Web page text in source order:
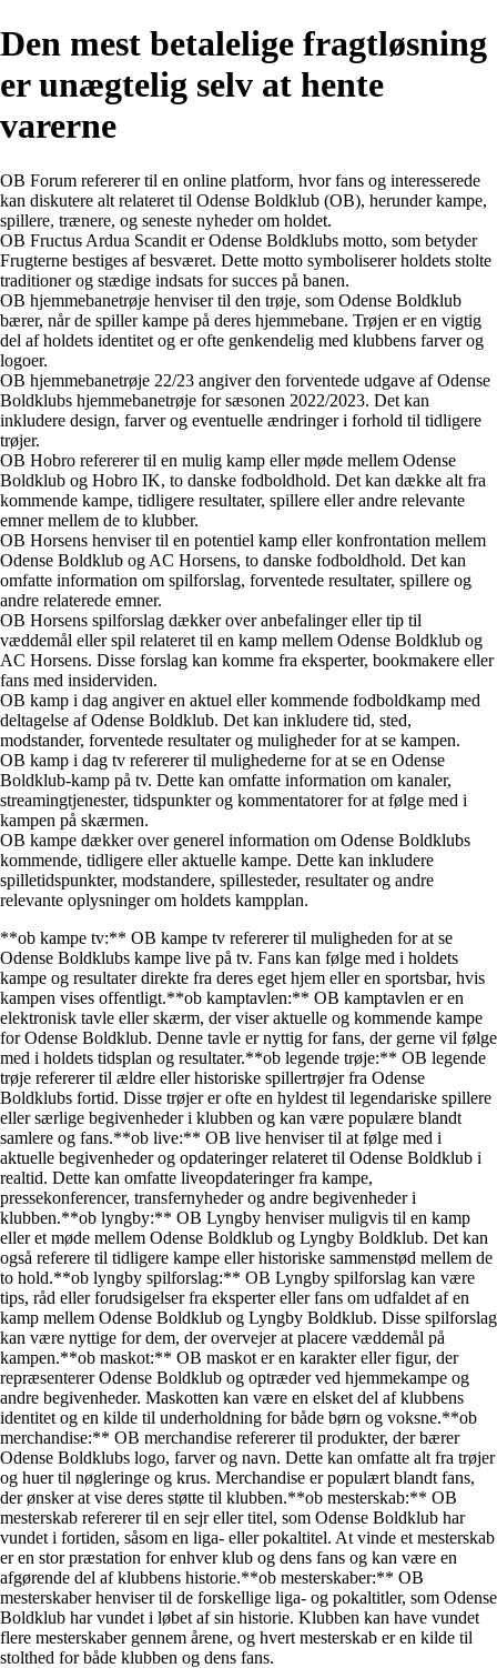
Den mest betalelige fragtløsning
er unægtelig selv at hente
varerne
OB Forum refererer til en online platform, hvor fans og interesserede
kan diskutere alt relateret til Odense Boldklub (OB), herunder kampe,
spillere, trænere, og seneste nyheder om holdet.
OB Fructus Ardua Scandit er Odense Boldklubs motto, som betyder
Frugterne bestiges af besværet. Dette motto symboliserer holdets stolte
traditioner og stædige indsats for succes på banen.
OB hjemmebanetrøje henviser til den trøje, som Odense Boldklub
bærer, når de spiller kampe på deres hjemmebane. Trøjen er en vigtig
del af holdets identitet og er ofte genkendelig med klubbens farver og
logoer.
OB hjemmebanetrøje 22/23 angiver den forventede udgave af Odense
Boldklubs hjemmebanetrøje for sæsonen 2022/2023. Det kan
inkludere design, farver og eventuelle ændringer i forhold til tidligere
trøjer.
OB Hobro refererer til en mulig kamp eller møde mellem Odense
Boldklub og Hobro IK, to danske fodboldhold. Det kan dække alt fra
kommende kampe, tidligere resultater, spillere eller andre relevante
emner mellem de to klubber.
OB Horsens henviser til en potentiel kamp eller konfrontation mellem
Odense Boldklub og AC Horsens, to danske fodboldhold. Det kan
omfatte information om spilforslag, forventede resultater, spillere og
andre relaterede emner.
OB Horsens spilforslag dækker over anbefalinger eller tip til
væddemål eller spil relateret til en kamp mellem Odense Boldklub og
AC Horsens. Disse forslag kan komme fra eksperter, bookmakere eller
fans med insiderviden.
OB kamp i dag angiver en aktuel eller kommende fodboldkamp med
deltagelse af Odense Boldklub. Det kan inkludere tid, sted,
modstander, forventede resultater og muligheder for at se kampen.
OB kamp i dag tv refererer til mulighederne for at se en Odense
Boldklub-kamp på tv. Dette kan omfatte information om kanaler,
streamingtjenester, tidspunkter og kommentatorer for at følge med i
kampen på skærmen.
OB kampe dækker over generel information om Odense Boldklubs
kommende, tidligere eller aktuelle kampe. Dette kan inkludere
spilletidspunkter, modstandere, spillesteder, resultater og andre
relevante oplysninger om holdets kampplan.
**ob kampe tv:** OB kampe tv refererer til muligheden for at se
Odense Boldklubs kampe live på tv. Fans kan følge med i holdets
kampe og resultater direkte fra deres eget hjem eller en sportsbar, hvis
kampen vises offentligt.**ob kamptavlen:** OB kamptavlen er en
elektronisk tavle eller skærm, der viser aktuelle og kommende kampe
for Odense Boldklub. Denne tavle er nyttig for fans, der gerne vil følge
med i holdets tidsplan og resultater.**ob legende trøje:** OB legende
trøje refererer til ældre eller historiske spillertrøjer fra Odense
Boldklubs fortid. Disse trøjer er ofte en hyldest til legendariske spillere
eller særlige begivenheder i klubben og kan være populære blandt
samlere og fans.**ob live:** OB live henviser til at følge med i
aktuelle begivenheder og opdateringer relateret til Odense Boldklub i
realtid. Dette kan omfatte liveopdateringer fra kampe,
pressekonferencer, transfernyheder og andre begivenheder i
klubben.**ob lyngby:** OB Lyngby henviser muligvis til en kamp
eller et møde mellem Odense Boldklub og Lyngby Boldklub. Det kan
også referere til tidligere kampe eller historiske sammenstød mellem de
to hold.**ob lyngby spilforslag:** OB Lyngby spilforslag kan være
tips, råd eller forudsigelser fra eksperter eller fans om udfaldet af en
kamp mellem Odense Boldklub og Lyngby Boldklub. Disse spilforslag
kan være nyttige for dem, der overvejer at placere væddemål på
kampen.**ob maskot:** OB maskot er en karakter eller figur, der
repræsenterer Odense Boldklub og optræder ved hjemmekampe og
andre begivenheder. Maskotten kan være en elsket del af klubbens
identitet og en kilde til underholdning for både børn og voksne.**ob
merchandise:** OB merchandise refererer til produkter, der bærer
Odense Boldklubs logo, farver og navn. Dette kan omfatte alt fra trøjer
og huer til nøgleringe og krus. Merchandise er populært blandt fans,
der ønsker at vise deres støtte til klubben.**ob mesterskab:** OB
mesterskab refererer til en sejr eller titel, som Odense Boldklub har
vundet i fortiden, såsom en liga- eller pokaltitel. At vinde et mesterskab
er en stor præstation for enhver klub og dens fans og kan være en
afgørende del af klubbens historie.**ob mesterskaber:** OB
mesterskaber henviser til de forskellige liga- og pokaltitler, som Odense
Boldklub har vundet i løbet af sin historie. Klubben kan have vundet
flere mesterskaber gennem årene, og hvert mesterskab er en kilde til
stolthed for både klubben og dens fans.